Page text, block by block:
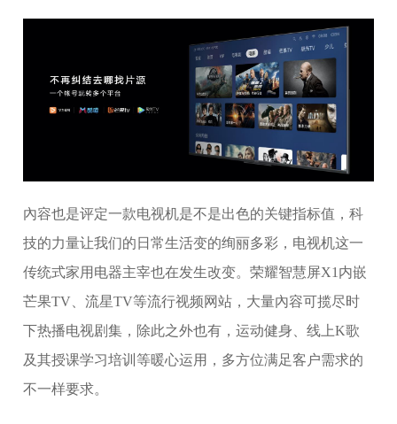
內容也是评定一款电视机是不是出色的关键指标值，科
技的力量让我们的日常生活变的绚丽多彩，电视机这一
传统式家用电器主宰也在发生改变。荣耀智慧屏X1内嵌
芒果TV、流星TV等流行视频网站，大量內容可揽尽时
下热播电视剧集，除此之外也有，运动健身、线上K歌
及其授课学习培训等暖心运用，多方位满足客户需求的
不一样要求。